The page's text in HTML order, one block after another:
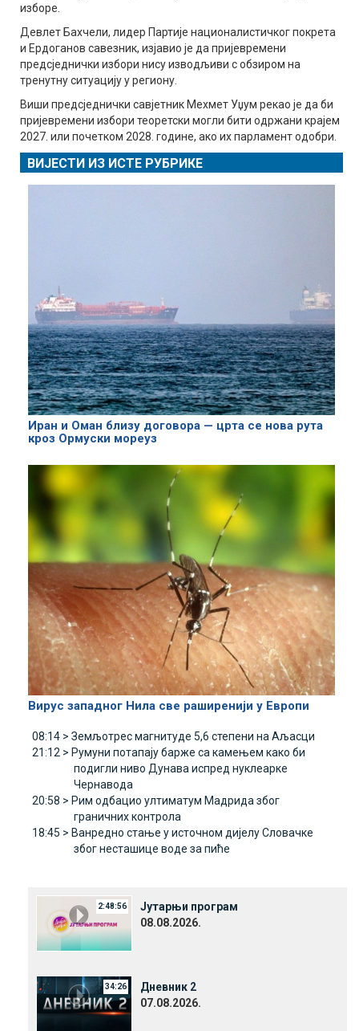
изборе.
Девлет Бахчели, лидер Партије националистичког покрета
и Ердоганов савезник, изјавио је да пријевремени
предсједнички избори нису изводљиви с обзиром на
тренутну ситуацију у региону.
Виши предсједнички савјетник Мехмет Уџум рекао је да би
пријевремени избори теоретски могли бити одржани крајем
2027. или почетком 2028. године, ако их парламент одобри.
ВИЈЕСТИ ИЗ ИСТЕ РУБРИКЕ
Иран и Оман близу договора — црта се нова рута
кроз Ормуски мореуз
Вирус западног Нила све раширенији у Европи
08:14 > Земљотрес магнитуде 5,6 степени на Aљасци
21:12 > Румуни потапају барже са камењем како би
подигли ниво Дунава испред нуклеарке
Чернавода
20:58 > Рим одбацио ултиматум Mадрида због
граничних контрола
18:45 > Ванредно стање у источном дијелу Словачке
због несташице воде за пиће
2:48:56
Јутарњи програм
08.08.2026.
34:26
Дневник 2
07.08.2026.